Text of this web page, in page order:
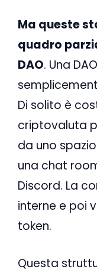
Ma queste
quadro
DAO. Una
Di solito è
criptovaluta
da uno
una chat
Discord. La
interne e poi
token.
Questa